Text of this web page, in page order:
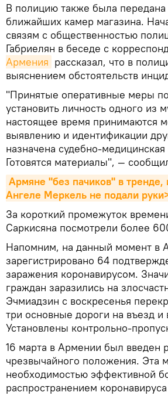
В полицию также была
ближайших камер магазина.
связям с общественностью
Габриелян в беседе с
Армения рассказал, что в
выяснением обстоятельств
"Принятые оперативные меры
установить личность одного из
настоящее время принимаются
выявлению и идентификации
назначена судебно-медицинская
Готовятся материалы", —
Армяне "без пачиков" в
Ангеле Меркель не подали
За короткий промежуток
Саркисяна посмотрели более
Напомним, на данный момент в
зарегистрировано 64
заражения коронавирусом.
граждан заразились на
Эчмиадзин с воскресенья
три основные дороги на въезд и
Установлены контрольно-
16 марта в Армении был введен
чрезвычайного положения. Эта
необходимостью эффективной
распространением